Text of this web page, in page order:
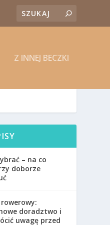
Z INNEJ BECZKI
– na co
doborze
doradztwo i
uwagę przed